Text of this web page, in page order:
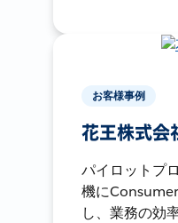
お客様事例
花王株式会
パイロットプ
機に
し、業務の効